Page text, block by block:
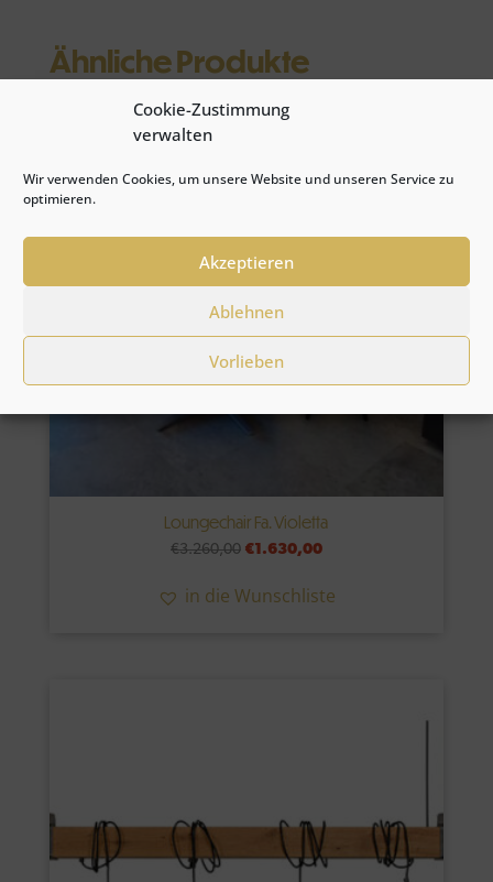
Cookie-Zustimmung
verwalten
Wir verwenden Cookies, um unsere Website und unseren Service zu
optimieren.
Akzeptieren
Ablehnen
Vorlieben
Ähnliche Produkte
Angebot!
Loungechair Fa. Violetta
€3.260,00 Ursprünglicher
war:
€1.630,00Aktueller
ist:
in die Wunschliste